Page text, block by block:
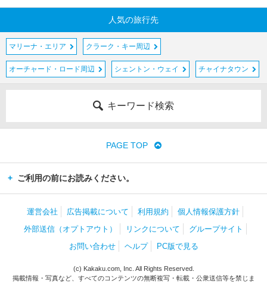
人気の旅行先
マリーナ・エリア クラーク・キー周辺
オーチャード・ロード周辺 シェントン・ウェイ チャイナタウン
キーワード検索
PAGE TOP
ご利用の前にお読みください。
運営会社 広告掲載について 利用規約
個人情報保護方針
外部送信（オプトアウト）
リンクについて
グループサイト
お問い合わせ
ヘルプ PC版で見る
(c) Kakaku.com, Inc. All Rights Reserved.
掲載情報・写真など、すべてのコンテンツの無断複写・転載・公衆送信等を禁じま